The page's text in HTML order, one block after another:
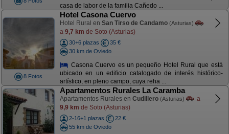
casa de labor de la familia Cañedo ...
8 Fotos
Hotel Casona Cuervo
Hotel Rural en San Tirso de Candamo (Asturias)
a 9,7 km de Soto (Asturias)
30+6 plazas
35 €
30 km de Oviedo
Casona Cuervo es un pequeño Hotel Rural que está
ubicado en un edificio catalogado de interés histórico-
artístico, en pleno campo, cuya reha ...
Apartamentos Rurales La Caramba
Apartamentos Rurales en Cudillero (Asturias)
a
9,9 km de Soto (Asturias)
2-16+1 plazas
22 €
55 km de Oviedo